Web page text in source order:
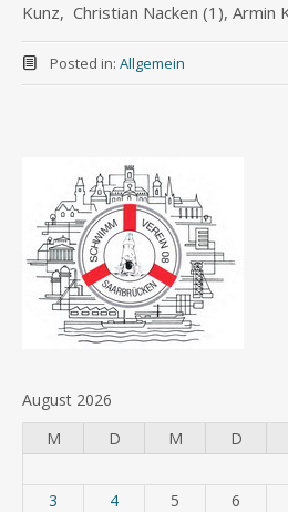
Kunz, Christian Nacken (1), Armin
Posted in: Allgemein
August 2026
M
D M D
3
4 5 6